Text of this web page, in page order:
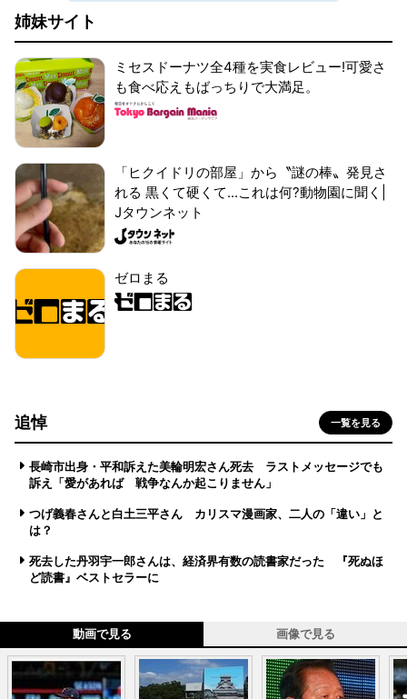
姉妹サイト
ミセスドーナツ全4種を実食レビュー!可愛さ
も食べ応えもばっちりで大満足。
「ヒクイドリの部屋」から〝謎の棒〟発見さ
れる 黒くて硬くて...これは何?動物園に聞く|
Jタウンネット
ゼロまる
追悼 一覧を見る
長崎市出身・平和訴えた美輪明宏さん死去 ラストメッセージでも
訴え「愛があれば 戦争なんか起こりません」
つげ義春さんと白土三平さん カリスマ漫画家、二人の「違い」と
は？
死去した丹羽宇一郎さんは、経済界有数の読書家だった 『死ぬほ
ど読書』ベストセラーに
動画で見る 画像で見る